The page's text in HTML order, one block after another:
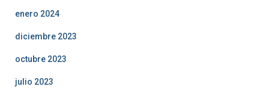
enero 2024
diciembre 2023
octubre 2023
julio 2023